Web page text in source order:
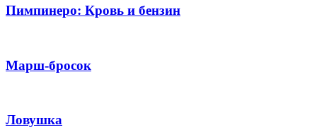
Пимпинеро: Кровь и бензин
Марш-бросок
Ловушка